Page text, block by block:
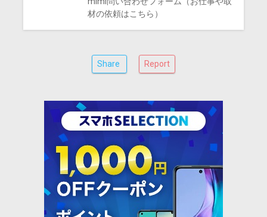
材の依頼はこちら）
Share Report